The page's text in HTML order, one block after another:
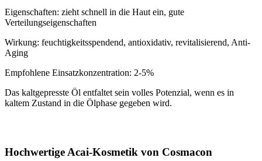
Eigenschaften: zieht schnell in die Haut ein, gute
Verteilungseigenschaften
Wirkung: feuchtigkeitsspendend, antioxidativ, revitalisierend, Anti-
Aging
Empfohlene Einsatzkonzentration: 2-5%
Das kaltgepresste Öl entfaltet sein volles Potenzial, wenn es in
kaltem Zustand in die Ölphase gegeben wird.
Hochwertige Acai-Kosmetik von Cosmacon